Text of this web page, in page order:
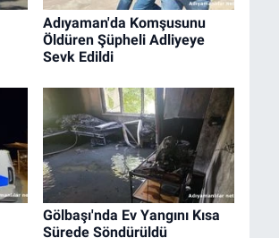
Adıyaman'da Komşusunu
Öldüren Şüpheli Adliyeye
Sevk Edildi
Gölbaşı'nda Ev Yangını Kısa
Sürede Söndürüldü